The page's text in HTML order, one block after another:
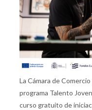
La Cámara de
programa Talento
curso gratuito de